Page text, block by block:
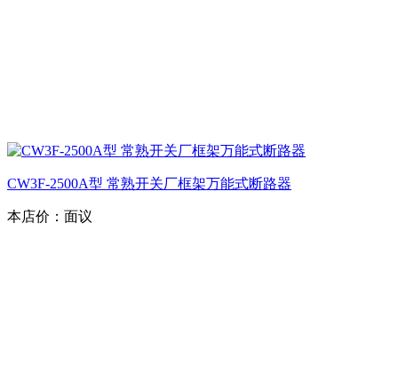
CW3F-2500A型 常熟开关厂框架万能式断路器
本店价： 面议